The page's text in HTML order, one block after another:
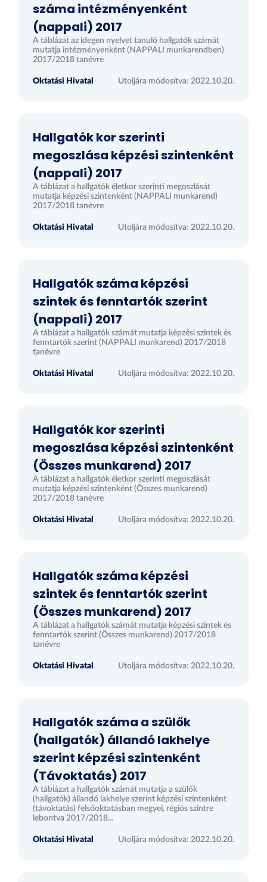
száma intézményenként
(nappali) 2017
A táblázat az idegen nyelvet tanuló hallgatók számát
mutatja intézményenként (NAPPALI munkarendben)
2017/2018 tanévre
Oktatási Hivatal Utoljára módosítva: 2022.10.20.
Hallgatók kor szerinti
megoszlása képzési szintenként
(nappali) 2017
A táblázat a hallgatók életkor szerinti megoszlását
mutatja képzési szintenként (NAPPALI munkarend)
2017/2018 tanévre
Oktatási Hivatal Utoljára módosítva: 2022.10.20.
Hallgatók száma képzési
szintek és fenntartók szerint
(nappali) 2017
A táblázat a hallgatók számát mutatja képzési szintek és
fenntartók szerint (NAPPALI munkarend) 2017/2018
tanévre
Oktatási Hivatal Utoljára módosítva: 2022.10.20.
Hallgatók kor szerinti
megoszlása képzési szintenként
(Összes munkarend) 2017
A táblázat a hallgatók életkor szerinti megoszlását
mutatja képzési szintenként (Összes munkarend)
2017/2018 tanévre
Oktatási Hivatal Utoljára módosítva: 2022.10.20.
Hallgatók száma képzési
szintek és fenntartók szerint
(Összes munkarend) 2017
A táblázat a hallgatók számát mutatja képzési szintek és
fenntartók szerint (Összes munkarend) 2017/2018
tanévre
Oktatási Hivatal Utoljára módosítva: 2022.10.20.
Hallgatók száma a szülők
(hallgatók) állandó lakhelye
szerint képzési szintenként
(Távoktatás) 2017
A táblázat a hallgatók számát mutatja a szülők
(hallgatók) állandó lakhelye szerint képzési szintenként
(távoktatás) felsőoktatásban megyei, régiós szintre
lebontva 2017/2018...
Oktatási Hivatal Utoljára módosítva: 2022.10.20.